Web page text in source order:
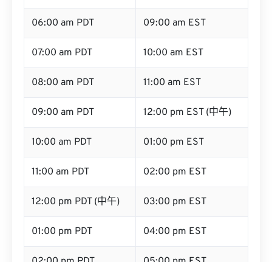
06:00 am PDT 09:00 am EST
07:00 am PDT 10:00 am EST
08:00 am PDT 11:00 am EST
09:00 am PDT 12:00 pm EST (中午)
10:00 am PDT 01:00 pm EST
11:00 am PDT 02:00 pm EST
12:00 pm PDT (中午) 03:00 pm EST
01:00 pm PDT 04:00 pm EST